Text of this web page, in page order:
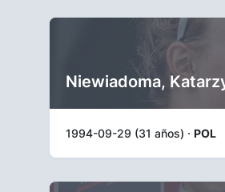
Niewiadoma,
1994-09-29 (31 años) · POL